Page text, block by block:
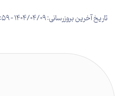
تاریخ آخرین بروزرسانی: 1404/04/09 - 12:47:59